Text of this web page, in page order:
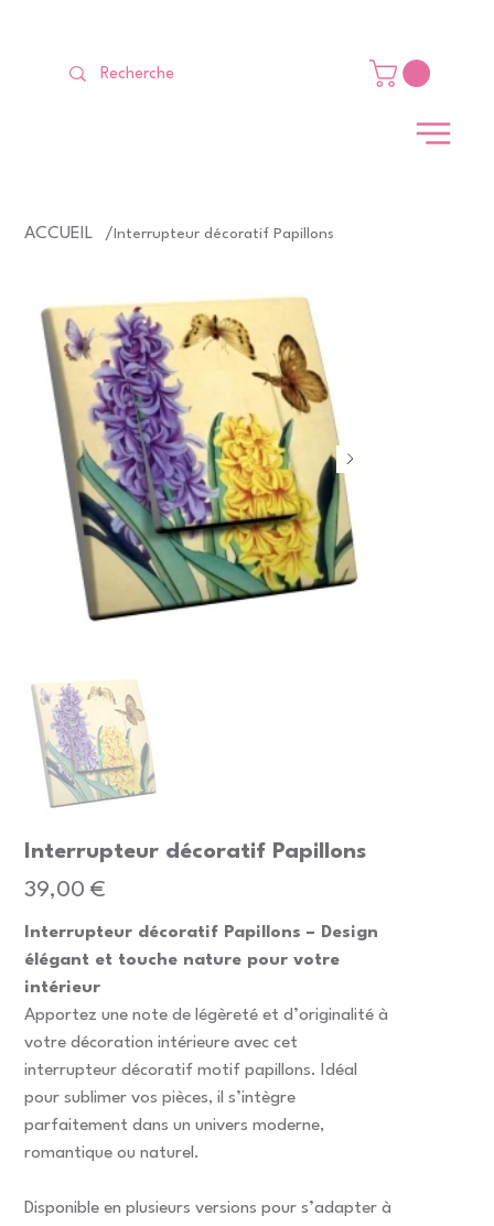
ACCUEIL /Interrupteur décoratif Papillons
Interrupteur décoratif Papillons
Prix
39,00 €
Interrupteur décoratif Papillons – Design
élégant et touche nature pour votre
intérieur
Apportez une note de légèreté et d’originalité à
votre décoration intérieure avec cet
interrupteur décoratif motif papillons. Idéal
pour sublimer vos pièces, il s’intègre
parfaitement dans un univers moderne,
romantique ou naturel.
Disponible en plusieurs versions pour s’adapter à